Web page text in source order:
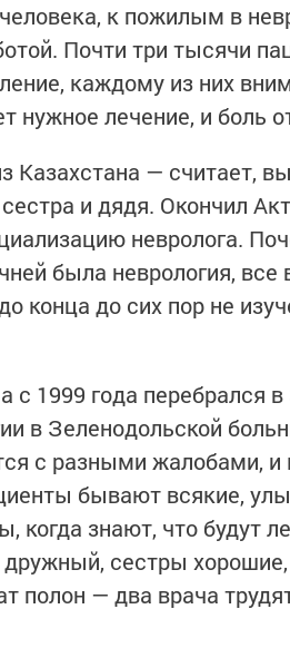
к пожилым в
Почти три тысячи
каждому из них
нужное лечение, и боль
Казахстана — считает,
и дядя. Окончил
невролога.
была неврология, все
конца до сих пор не
с 1999 года перебрался
в Зеленодольской
с разными жалобами, и
бывают всякие,
когда знают, что будут
дружный, сестры
полон — два врача